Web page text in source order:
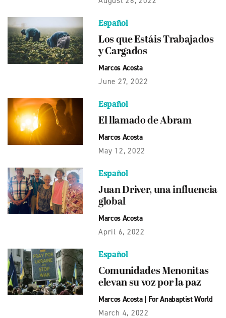
Español
Los que Estáis Trabajados
y Cargados
Marcos Acosta
June 27, 2022
Español
El llamado de Abram
Marcos Acosta
May 12, 2022
Español
Juan Driver, una influencia
global
Marcos Acosta
April 6, 2022
Español
Comunidades Menonitas
elevan su voz por la paz
Marcos Acosta| For Anabaptist World
March 4, 2022